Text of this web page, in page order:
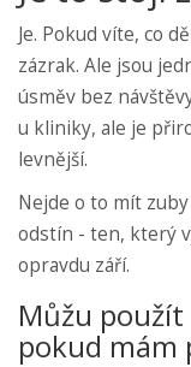
Je. Pokud víte, co
zázrak. Ale jsou
úsměv bez
u kliniky, ale je
levnější.
Nejde o to mít
odstín - ten, který
opravdu září.
Můžu
pokud mám